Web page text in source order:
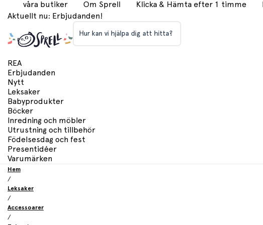
våra butiker Om Sprell Klicka & Hämta efter 1 timme
Aktuellt nu: Erbjudanden!
Hur kan vi hjälpa dig att hitta?
REA
Erbjudanden
Nytt
Leksaker
Babyprodukter
Böcker
Inredning och möbler
Utrustning och tillbehör
Födelsesdag och fest
Presentidéer
Varumärken
Hem
/
Leksaker
/
Accessoarer
/